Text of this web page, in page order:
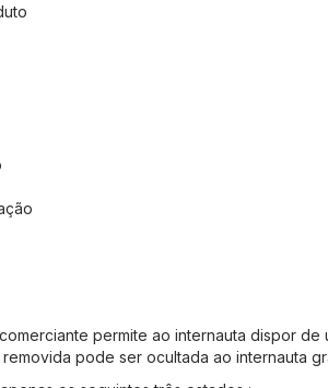
permite ao internauta dispor
pode ser ocultada ao internauta